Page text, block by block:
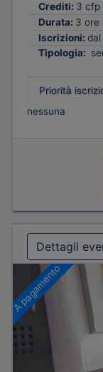
Crediti: 3 cfp
Durata: 3 ore
Iscrizioni:
Tipologia:
Priorità
nessuna
Dettagli
A pagamento